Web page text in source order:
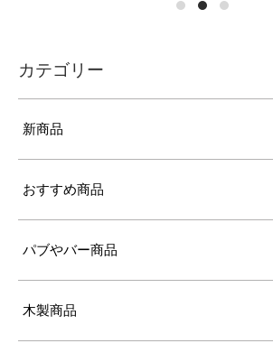
カテゴリー
新商品
おすすめ商品
パブやバー商品
木製商品